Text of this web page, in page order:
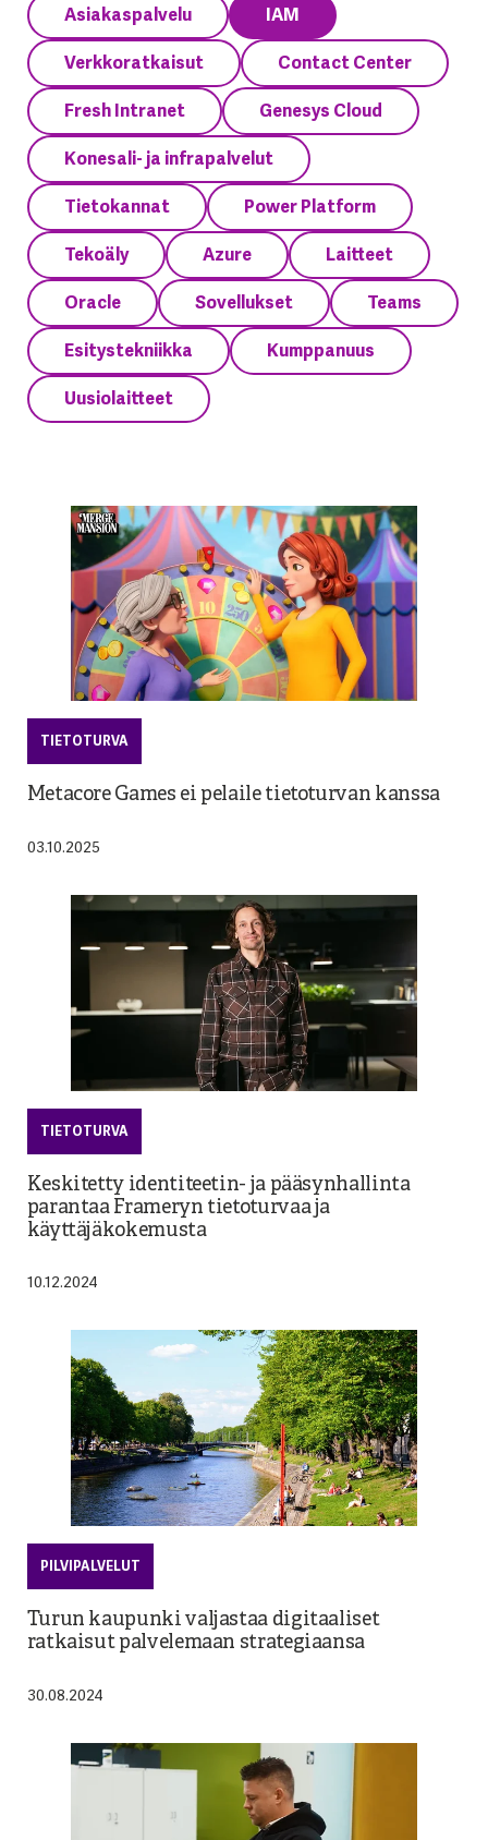
Asiakaspalvelu IAM
Verkkoratkaisut Contact Center
Fresh Intranet Genesys Cloud
Konesali- ja infrapalvelut
Tietokannat Power Platform
Tekoäly Azure Laitteet
Oracle Sovellukset Teams
Esitystekniikka Kumppanuus
Uusiolaitteet
TIETOTURVA
Metacore Games ei pelaile tietoturvan kanssa
03.10.2025
TIETOTURVA
Keskitetty identiteetin- ja pääsynhallinta
parantaa Frameryn tietoturvaa ja
käyttäjäkokemusta
10.12.2024
PILVIPALVELUT
Turun kaupunki valjastaa digitaaliset
ratkaisut palvelemaan strategiaansa
30.08.2024